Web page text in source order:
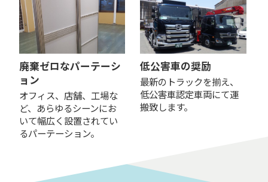
廃棄ゼロなパーテーシ
ョン
オフィス、店舗、工場な
ど、あらゆるシーンにお
いて幅広く設置されてい
るパーテーション。
低公害車の奨励
最新のトラックを揃え、
低公害車認定車両にて運
搬致します。